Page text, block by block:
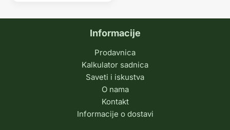
Informacije
Prodavnica
Kalkulator sadnica
Saveti i iskustva
O nama
Kontakt
Informacije o dostavi